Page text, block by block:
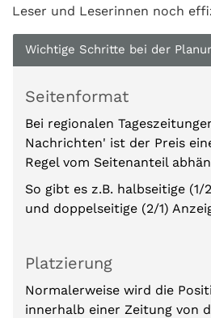
Leser und Leserinnen noch
Wichtige Schritte bei der
Seitenformat
Bei regionalen
Nachrichten' ist der Preis
Regel vom Seitenanteil
So gibt es z.B. halbseitige (1/
und doppelseitige (2/1)
Platzierung
Normalerweise wird die
innerhalb einer Zeitung von